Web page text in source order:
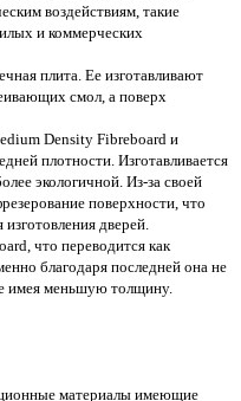
воздействиям, такие
и коммерческих
плита. Ее изготавливают
смол, а поверх
Density Fibreboard и
плотности. Изготавливается
экологичной. Из-за своей
поверхности, что
дверей.
что переводится как
благодаря последней она не
имея меньшую толщину.
материалы имеющие